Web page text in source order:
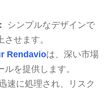
シンプルなデザインで
せます。
Rendavioは、深い市場
を提供します。
速に処理され、リスク